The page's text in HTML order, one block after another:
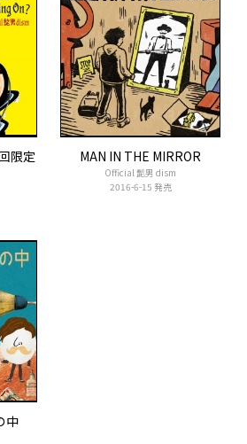
限定
MAN IN THE MIRROR
Official 髭男 dism
2016-6-15 発売
中